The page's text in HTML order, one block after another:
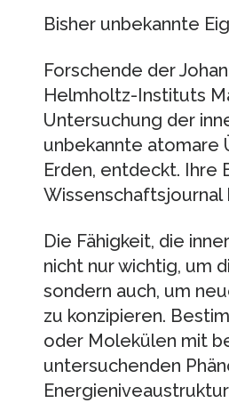
Bisher unbekannte
Forschende der
Helmholtz-Instituts
Untersuchung der
unbekannte atomare
Erden, entdeckt. Ihre
Wissenschaftsjournal
Die Fähigkeit, die
nicht nur wichtig, um
sondern auch, um
zu konzipieren.
oder Molekülen mit
untersuchenden